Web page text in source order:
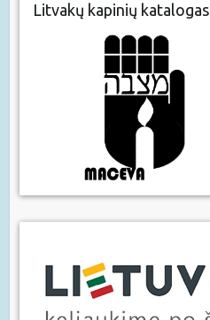
Litvakų kapinių katalogas